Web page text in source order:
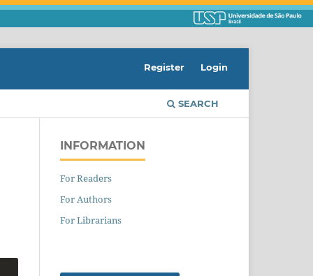
SEARCH
Register Login
INFORMATION
For Readers
For Authors
For Librarians